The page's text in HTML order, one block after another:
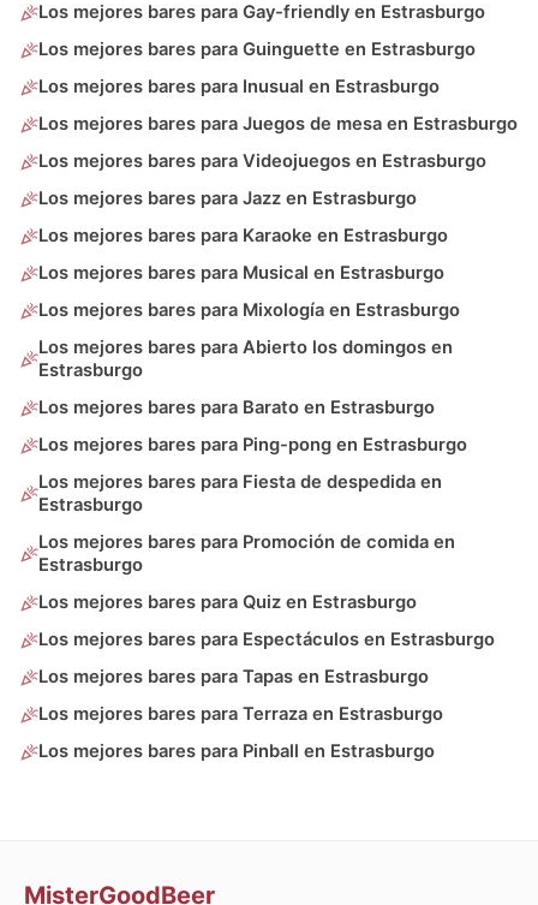
Los mejores bares para Gay-friendly en Estrasburgo
Los mejores bares para Guinguette en Estrasburgo
Los mejores bares para Inusual en Estrasburgo
Los mejores bares para Juegos de mesa en Estrasburgo
Los mejores bares para Videojuegos en Estrasburgo
Los mejores bares para Jazz en Estrasburgo
Los mejores bares para Karaoke en Estrasburgo
Los mejores bares para Musical en Estrasburgo
Los mejores bares para Mixología en Estrasburgo
Los mejores bares para Abierto los domingos en
Estrasburgo
Los mejores bares para Barato en Estrasburgo
Los mejores bares para Ping-pong en Estrasburgo
Los mejores bares para Fiesta de despedida en
Estrasburgo
Los mejores bares para Promoción de comida en
Estrasburgo
Los mejores bares para Quiz en Estrasburgo
Los mejores bares para Espectáculos en Estrasburgo
Los mejores bares para Tapas en Estrasburgo
Los mejores bares para Terraza en Estrasburgo
Los mejores bares para Pinball en Estrasburgo
MisterGoodBeer